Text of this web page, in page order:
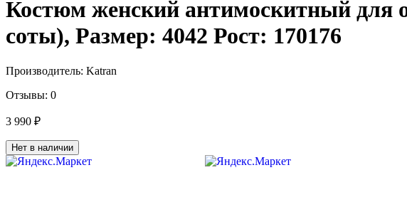
Костюм женский антимоскитный для
соты), Размер: 4042 Рост: 170176
Производитель: Katran
Отзывы: 0
3 990 ₽
Нет в наличии